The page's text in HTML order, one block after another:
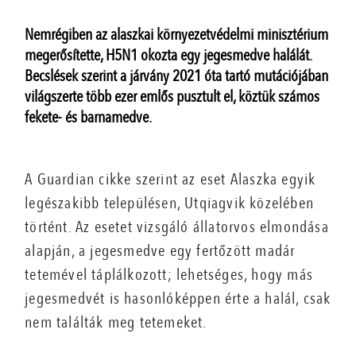
Nemrégiben az alaszkai környezetvédelmi minisztérium
megerősítette, H5N1 okozta egy jegesmedve halálát.
Becslések szerint a járvány 2021 óta tartó mutációjában
világszerte több ezer emlős pusztult el, köztük számos
fekete- és barnamedve.
A Guardian cikke szerint az eset Alaszka egyik
legészakibb településen, Utqiagvik közelében
történt. Az esetet vizsgáló állatorvos elmondása
alapján, a jegesmedve egy fertőzött madár
tetemével táplálkozott; lehetséges, hogy más
jegesmedvét is hasonlóképpen érte a halál, csak
nem találták meg tetemeket.